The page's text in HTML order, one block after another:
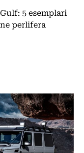
5 esemplari
perlifera